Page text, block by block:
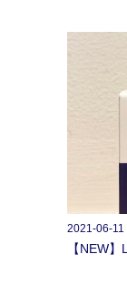
2021-06-11
【NEW